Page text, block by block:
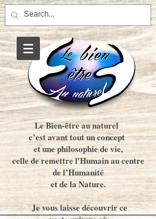
Saint-Affrique énergéticien
magnétisme massage soin
énergétique balade
enrgétique etre de la nature
Le Bien-être au naturel
c’est avant tout un concept
et une philosophie de vie,
celle de remettre l'Humain au centre
de l’Humanité
et de la Nature.
Je vous laisse découvrir ce